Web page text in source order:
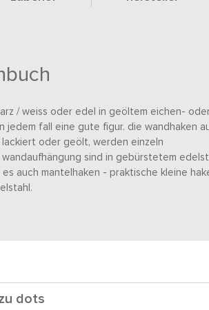
/ weiss oder edel in geöltem eichen-
jedem fall eine gute figur. die wandhaken
lackiert oder geölt, werden einzeln
sind in gebürstetem
auch mantelhaken - praktische kleine
dots